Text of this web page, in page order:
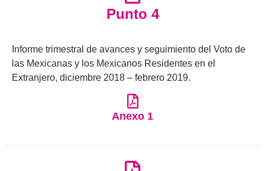
Punto 4
Informe trimestral de avances y seguimiento del Voto de
las Mexicanas y los Mexicanos Residentes en el
Extranjero, diciembre 2018 – febrero 2019.
Anexo 1